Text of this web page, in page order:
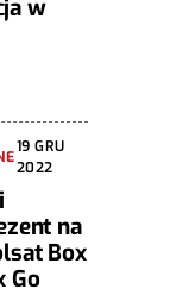
w
19 GRU
2022
na
Box
Go